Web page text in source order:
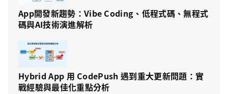
App開發新趨勢：Vibe Coding、低程式碼、無程式
碼與AI技術演進解析
Hybrid App 用 CodePush 遇到重大更新問題：實
戰經驗與最佳化重點分析